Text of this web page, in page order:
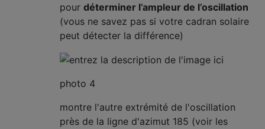
pour déterminer l’ampleur de l’oscillation
(vous ne savez pas si votre cadran solaire
peut détecter la différence)
photo 4
montre l'autre extrémité de l'oscillation
près de la ligne d'azimut 185 (voir les